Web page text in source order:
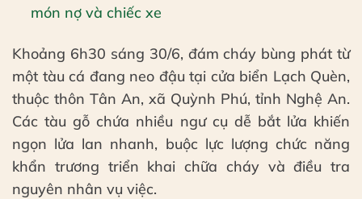
món nợ và chiếc xe
Khoảng 6h30 sáng 30/6, đám cháy bùng phát từ
một tàu cá đang neo đậu tại cửa biển Lạch Quèn,
thuộc thôn Tân An, xã Quỳnh Phú, tỉnh Nghệ An.
Các tàu gỗ chứa nhiều ngư cụ dễ bắt lửa khiến
ngọn lửa lan nhanh, buộc lực lượng chức năng
khẩn trương triển khai chữa cháy và điều tra
nguyên nhân vụ việc.